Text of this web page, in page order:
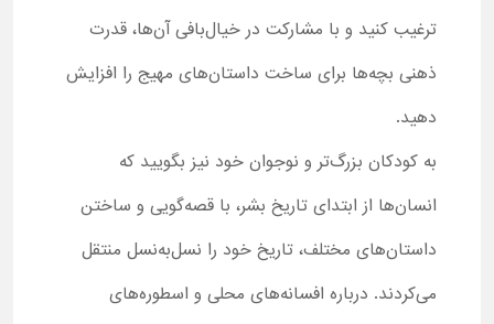
ترغیب کنید و با مشارکت در خیال‌بافی آن‌ها، قدرت
ذهنی بچه‌ها برای ساخت داستان‌های مهیج را افزایش
دهید.
به کودکان بزرگ‌تر و نوجوان خود نیز بگویید که
انسان‌ها از ابتدای تاریخ بشر، با قصه‌گویی و ساختن
داستان‌های مختلف، تاریخ خود را نسل‌به‌نسل منتقل
می‌کردند. درباره افسانه‌های محلی و اسطوره‌های